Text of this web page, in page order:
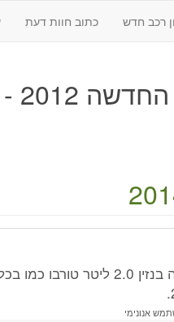
רכב חדש כתוב חוות דעת
- 2018
למה לא מביאים סנטה פה בנזין 2.0
אנונימי